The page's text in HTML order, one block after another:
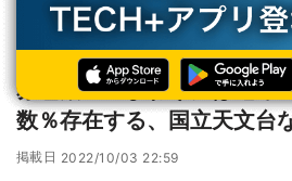
TECH+ テクノロジー
宇宙・航空
赤色矮星のまわりには地球のような海惑星が数
赤色矮星のまわりには地球
数％存在する、国立天文台
掲載日 2022/10/03 22:59